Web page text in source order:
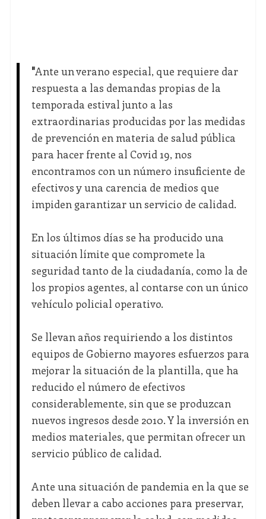
"Ante un verano especial, que requiere dar
respuesta a las demandas propias de la
temporada estival junto a las
extraordinarias producidas por las medidas
de prevención en materia de salud pública
para hacer frente al Covid 19, nos
encontramos con un número insuficiente de
efectivos y una carencia de medios que
impiden garantizar un servicio de calidad.
En los últimos días se ha producido una
situación límite que compromete la
seguridad tanto de la ciudadanía, como la de
los propios agentes, al contarse con un único
vehículo policial operativo.
Se llevan años requiriendo a los distintos
equipos de Gobierno mayores esfuerzos para
mejorar la situación de la plantilla, que ha
reducido el número de efectivos
considerablemente, sin que se produzcan
nuevos ingresos desde 2010. Y la inversión en
medios materiales, que permitan ofrecer un
servicio público de calidad.
Ante una situación de pandemia en la que se
deben llevar a cabo acciones para preservar,